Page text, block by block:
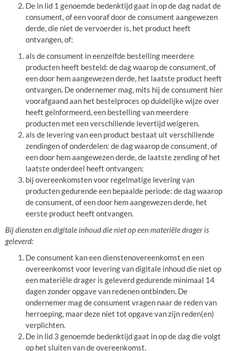
De in lid 1 genoemde bedenktijd gaat in op de dag nadat de
consument, of een vooraf door de consument aangewezen
derde, die niet de vervoerder is, het product heeft
ontvangen, of:
als de consument in eenzelfde bestelling meerdere
producten heeft besteld: de dag waarop de consument, of
een door hem aangewezen derde, het laatste product heeft
ontvangen. De ondernemer mag, mits hij de consument hier
voorafgaand aan het bestelproces op duidelijke wijze over
heeft geïnformeerd, een bestelling van meerdere
producten met een verschillende levertijd weigeren.
als de levering van een product bestaat uit verschillende
zendingen of onderdelen: de dag waarop de consument, of
een door hem aangewezen derde, de laatste zending of het
laatste onderdeel heeft ontvangen;
bij overeenkomsten voor regelmatige levering van
producten gedurende een bepaalde periode: de dag waarop
de consument, of een door hem aangewezen derde, het
eerste product heeft ontvangen.
Bij diensten en digitale inhoud die niet op een materiële drager is
geleverd:
De consument kan een dienstenovereenkomst en een
overeenkomst voor levering van digitale inhoud die niet op
een materiële drager is geleverd gedurende minimaal 14
dagen zonder opgave van redenen ontbinden. De
ondernemer mag de consument vragen naar de reden van
herroeping, maar deze niet tot opgave van zijn reden(en)
verplichten.
De in lid 3 genoemde bedenktijd gaat in op de dag die volgt
op het sluiten van de overeenkomst.